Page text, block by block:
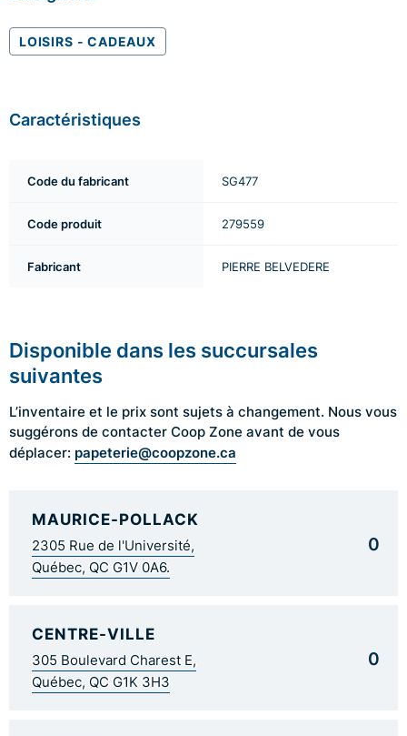
LOISIRS - CADEAUX
Caractéristiques
Code du fabricant SG477
Code produit 279559
Fabricant PIERRE BELVEDERE
Disponible dans les succursales
suivantes
L’inventaire et le prix sont sujets à changement. Nous vous
suggérons de contacter Coop Zone avant de vous
déplacer: papeterie@coopzone.ca
MAURICE-POLLACK
2305 Rue de l'Université,
Québec, QC G1V 0A6.
0
CENTRE-VILLE
305 Boulevard Charest E,
Québec, QC G1K 3H3
0